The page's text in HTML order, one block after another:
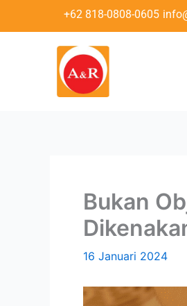
+62 818-0808-0605
Bukan
16 Januari 2024